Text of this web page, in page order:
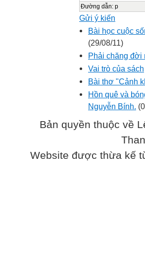
Đường dẫn: p
Gửi ý kiến
Bài học cuộc
(29/08/11)
Phải chăng
Vai trò của sách
Bài thơ "Cảnh
Hồn quê và
Nguyễn Bính.
Bản quyền thuộc về
Website được thừa kế